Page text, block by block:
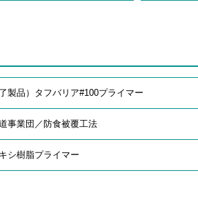
了製品）タフバリア#100プライマー
事業団／防食被覆工法
シ樹脂プライマー